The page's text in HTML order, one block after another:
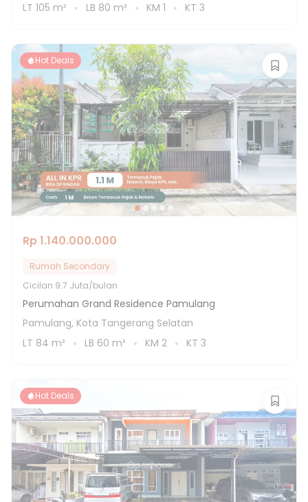
LT 105 m² LB 80 m² KM 1 KT 3
Hot Deals
Rp 1.140.000.000
Rumah Secondary
Cicilan 9.7 Juta/bulan
Perumahan Grand Residence Pamulang
Pamulang, Kota Tangerang Selatan
LT 84 m² LB 60 m² KM 2 KT 3
Hot Deals